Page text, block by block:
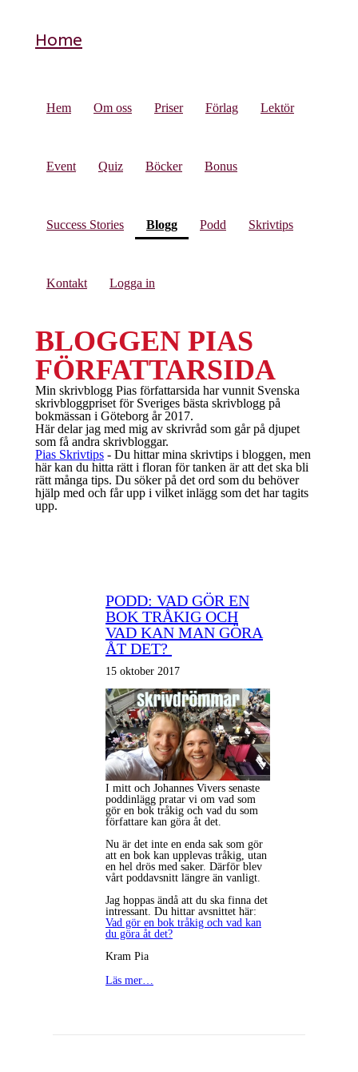
Home
Hem Om oss Priser Förlag Lektör
Event Quiz Böcker Bonus
Success Stories Blogg(current)
Podd Skrivtips
Kontakt Logga in
BLOGGEN PIAS
FÖRFATTARSIDA
Min skrivblogg Pias författarsida har vunnit Svenska
skrivbloggpriset för Sveriges bästa skrivblogg på
bokmässan i Göteborg år 2017.
Här delar jag med mig av skrivråd som går på djupet
som få andra skrivbloggar.
Pias Skrivtips - Du hittar mina skrivtips i bloggen, men
här kan du hitta rätt i floran för tanken är att det ska bli
rätt många tips. Du söker på det ord som du behöver
hjälp med och får upp i vilket inlägg som det har tagits
upp.
PODD: VAD GÖR EN
BOK TRÅKIG OCH
VAD KAN MAN GÖRA
ÅT DET?
15 oktober 2017
I mitt och Johannes Vivers senaste
poddinlägg pratar vi om vad som
gör en bok tråkig och vad du som
författare kan göra åt det.
Nu är det inte en enda sak som gör
att en bok kan upplevas tråkig, utan
en hel drös med saker. Därför blev
vårt poddavsnitt längre än vanligt.
Jag hoppas ändå att du ska finna det
intressant. Du hittar avsnittet här:
Vad gör en bok tråkig och vad kan
du göra åt det?
Kram Pia
Läs mer…